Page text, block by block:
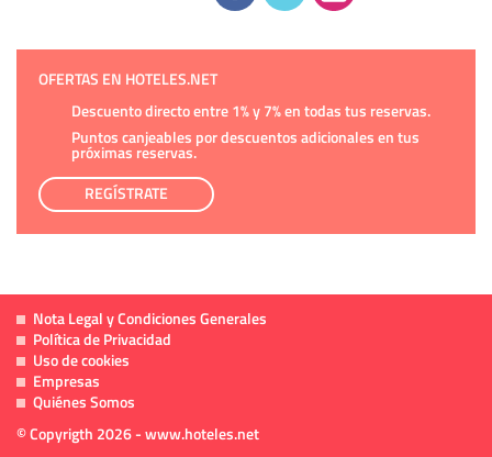
OFERTAS EN HOTELES.NET
Descuento directo entre 1% y 7% en todas tus reservas.
Puntos canjeables por descuentos adicionales en tus
próximas reservas.
REGÍSTRATE
Nota Legal y Condiciones Generales
Política de Privacidad
Uso de cookies
Empresas
Quiénes Somos
© Copyrigth 2026 - www.hoteles.net